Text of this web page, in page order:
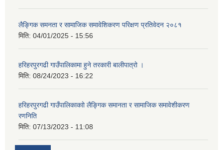
लैङ्गिक समनता र सामाजिक समावेशिकरण परिक्षण प्रतिवेदन २०८१
मिति: 04/01/2025 - 15:56
हरिहरपुरगढी गाउँपालिकामा हुने तरकारी बालीपात्रो ।
मिति: 08/24/2023 - 16:22
हरिहरपुरगढी गाउँपालिकाकाो लैङ्गिक समानता र सामाजिक समावेशीकरण
रणनिति
मिति: 07/13/2023 - 11:08